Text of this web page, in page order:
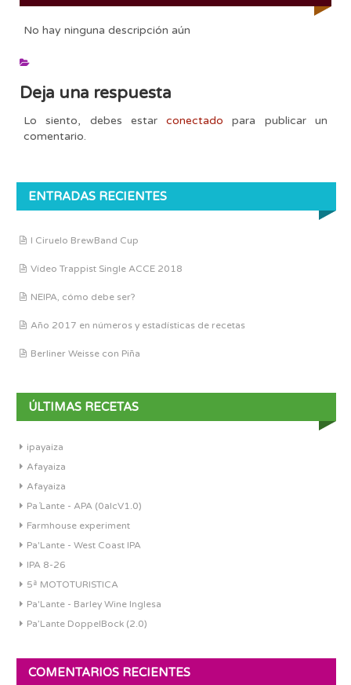
No hay ninguna descripción aún
Deja una respuesta
Lo siento, debes estarconectado para publicar un
comentario.
ENTRADAS RECIENTES
I Ciruelo BrewBand Cup
Vídeo Trappist Single ACCE 2018
NEIPA, cómo debe ser?
Año 2017 en números y estadísticas de recetas
Berliner Weisse con Piña
ÚLTIMAS RECETAS
ipayaiza
Afayaiza
Afayaiza
Pa´Lante - APA (0alcV1.0)
Farmhouse experiment
Pa'Lante - West Coast IPA
IPA 8-26
5ª MOTOTURISTICA
Pa'Lante - Barley Wine Inglesa
Pa’Lante DoppelBock (2.0)
COMENTARIOS RECIENTES